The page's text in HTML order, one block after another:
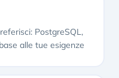
PostgreSQL,
alle tue esigenze